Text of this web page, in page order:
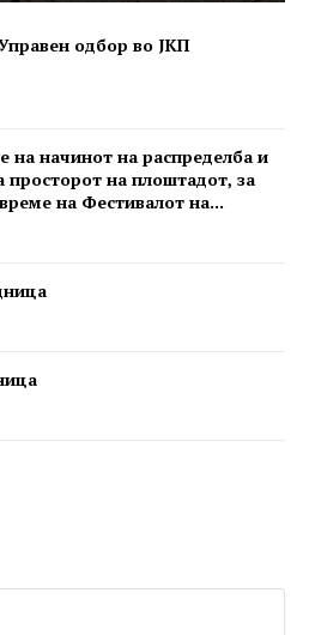
одбор во ЈКП
на начинот на распределба и
просторот на плоштадот, за
на Фестивалот на...